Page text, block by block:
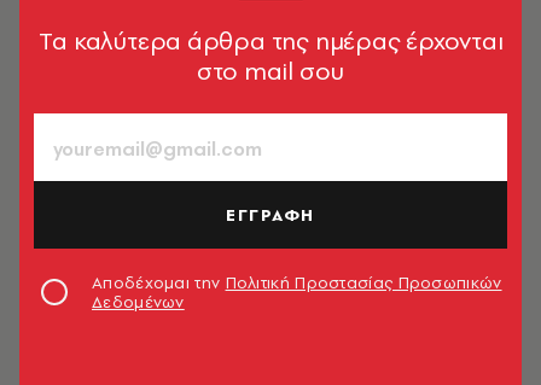
ΠΡΟΒΛΕΨΕΙΣ
ΗΜΕΡΗΣΙΕΣ
Tα καλύτερα άρθρα της ημέρας έρχονται
στο mail σου
ΕΓΓΡΑΦΗ
Αποδέχομαι την Πολιτική Προστασίας Προσωπικών
Δεδομένων